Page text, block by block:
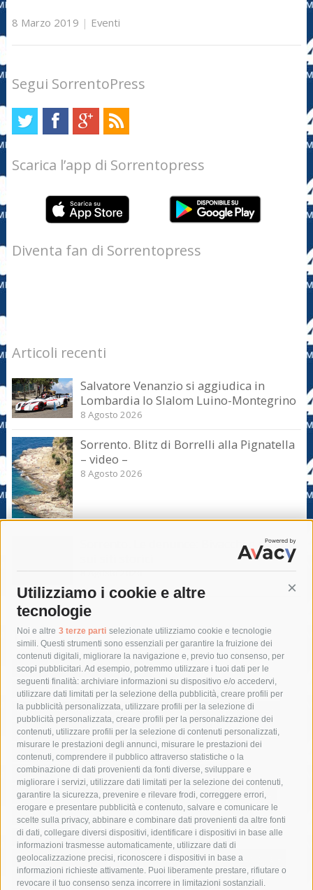
Utilizziamo i cookie e altre
tecnologie
Noi e altre 3 terze parti selezionate utilizziamo cookie e tecnologie
simili. Questi strumenti sono essenziali per garantire la fruizione dei
contenuti digitali, migliorare la navigazione e, previo tuo consenso, per
scopi pubblicitari. Ad esempio, potremmo utilizzare i tuoi dati per le
seguenti finalità: archiviare informazioni su dispositivo e/o accedervi,
utilizzare dati limitati per la selezione della pubblicità, creare profili per
la pubblicità personalizzata, utilizzare profili per la selezione di
pubblicità personalizzata, creare profili per la personalizzazione dei
contenuti, utilizzare profili per la selezione di contenuti personalizzati,
misurare le prestazioni degli annunci, misurare le prestazioni dei
contenuti, comprendere il pubblico attraverso statistiche o la
combinazione di dati provenienti da fonti diverse, sviluppare e
migliorare i servizi, utilizzare dati limitati per la selezione dei contenuti,
garantire la sicurezza, prevenire e rilevare frodi, correggere errori,
erogare e presentare pubblicità e contenuto, salvare e comunicare le
scelte sulla privacy, abbinare e combinare dati provenienti da altre fonti
di dati, collegare diversi dispositivi, identificare i dispositivi in base alle
informazioni trasmesse automaticamente, utilizzare dati di
geolocalizzazione precisi, riconoscere i dispositivi in base a
informazioni richieste attivamente. Puoi liberamente prestare, rifiutare o
revocare il tuo consenso senza incorrere in limitazioni sostanziali.
8 Marzo 2019 | Eventi
Segui SorrentoPress
Scarica l’app di Sorrentopress
Diventa fan di Sorrentopress
Articoli recenti
Salvatore Venanzio si aggiudica in
Lombardia lo Slalom Luino-Montegrino
8 Agosto 2026
Sorrento. Blitz di Borrelli alla Pignatella
– video –
8 Agosto 2026
Sorrento. Le denunce: Bivacchi e rifiuti
8 Agosto 2026
Tag
acqua allerta meteo
anas
area marina protetta di punta campanella
arresto
Asl Napoli 3 sud
capitaneria di porto capri
carabinieri
castellammare di stabia
circumvesuviana
comune di sorrento
concerto
contagi
costiera amalfitana
covid-19 eav
elezioni
fondazione sorrento
gori guardia costiera
incidente
lavori
lorenzo balducelli mare
massa lubrense
massimo coppola
Meta napoli
ordinanza
penisola sorrentina
piano di sorrento
polizia municipale
protezione civile
Regione Campania sant'agnello